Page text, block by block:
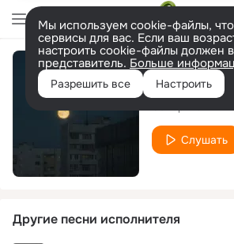
Мы используем cookie-файлы,
сервисы для вас. Если ваш
настроить cookie-файлы должен
представитель. Больше
Разрешить все Настроить
Слушать
Другие песни исполнителя